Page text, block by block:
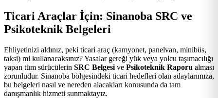
Ticari Araçlar İçin: Sinanoba SRC ve
Psikoteknik Belgeleri
Ehliyetinizi aldınız, peki ticari araç (kamyonet, panelvan, minibüs,
taksi) mi kullanacaksınız? Yasalar gereği yük veya yolcu taşımacılığı
yapan tüm sürücülerin SRC Belgesi ve Psikoteknik Raporu alması
zorunludur. Sinanoba bölgesindeki ticari hedefleri olan adaylarımıza,
bu belgeleri nasıl ve nereden alacakları konusunda da tam
danışmanlık hizmeti sunmaktayız.